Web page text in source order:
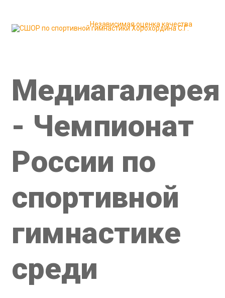
Медиагалерея
- Чемпионат
России по
спортивной
гимнастике
среди
Независимая оценка качества